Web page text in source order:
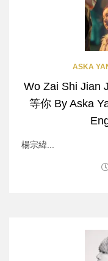
ASKA
Wo Zai Shi Jian
等你 By Aska
楊宗緯...